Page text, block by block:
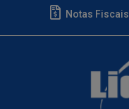
Notas Fiscais